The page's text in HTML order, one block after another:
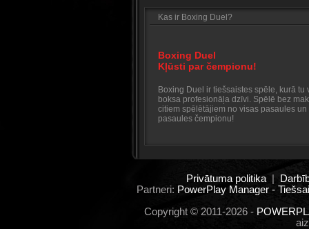
Kas ir Boxing Duel?
Boxing Duel
Kļūsti par čempionu!
Boxing Duel ir tiešsaistes spēle, kurā tu
boksa profesionāļa dzīvi. Spēlē bez
citiem spēlētājiem no visas pasaules un
pasaules čempionu!
Privātuma politika|
Partneri: PowerPlay Manager -
Copyright © 2011-2026 -